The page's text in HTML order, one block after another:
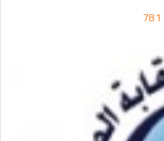
781